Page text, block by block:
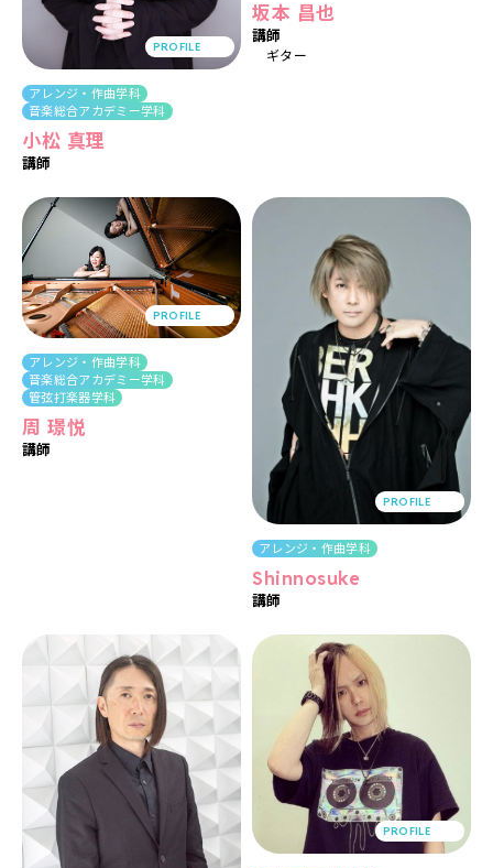
PROFILE
アレンジ・作曲学科
音楽総合アカデミー学科
小松 真理
講師
坂本 昌也
講師
ギター
PROFILE
アレンジ・作曲学科
音楽総合アカデミー学科
管弦打楽器学科
周 璟悦
講師
PROFILE
アレンジ・作曲学科
Shinnosuke
講師
PROFILE